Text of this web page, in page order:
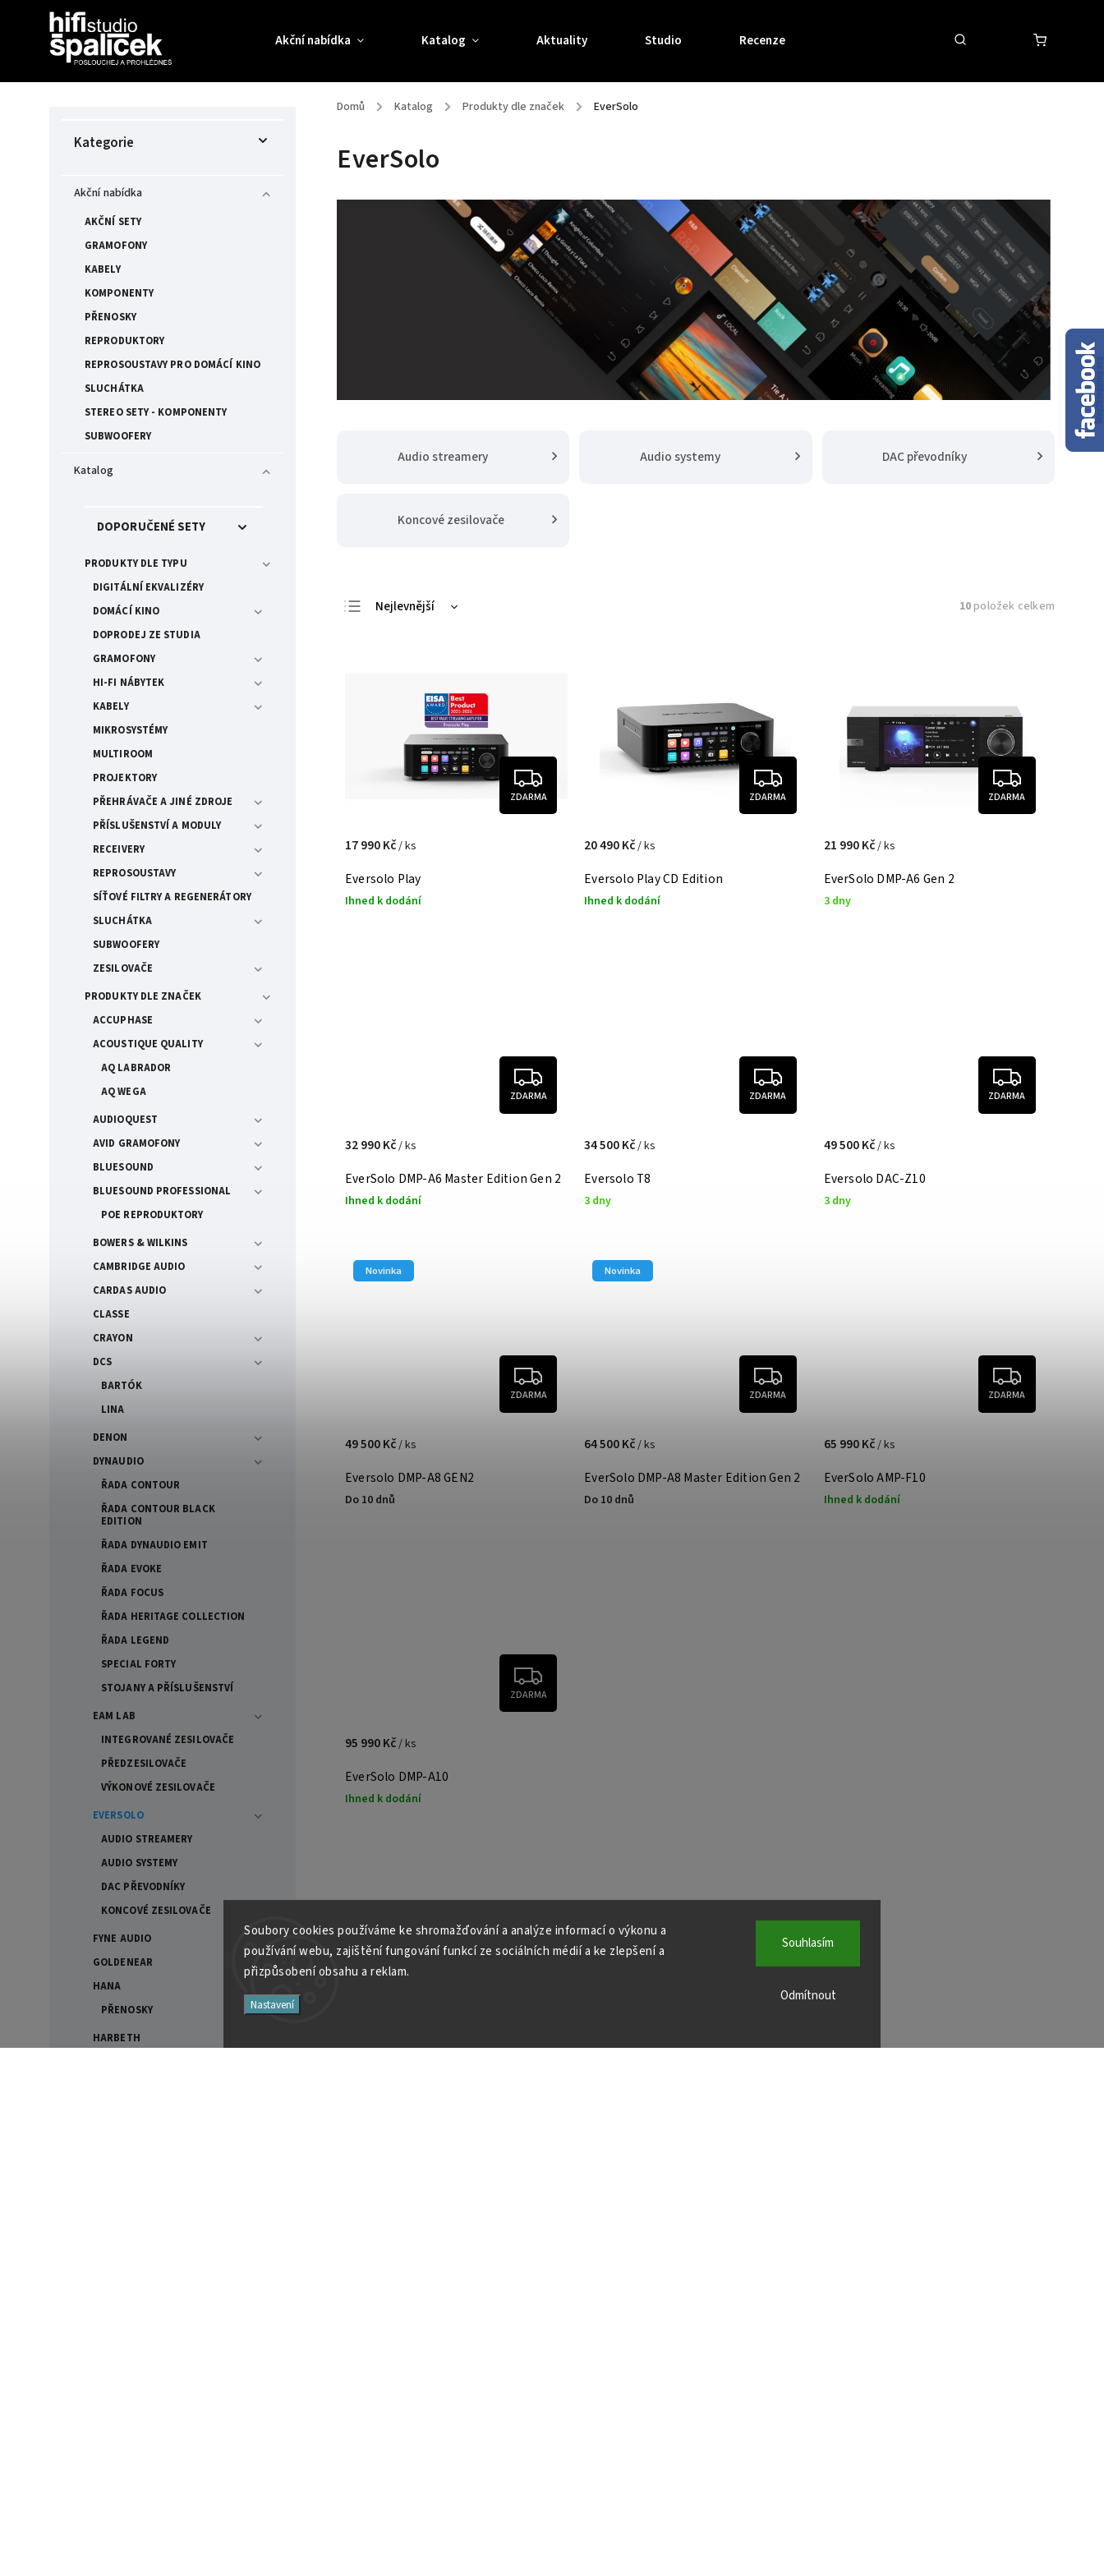
Soubory cookies používáme ke shromažďování a analýze informací o výkonu a
používání webu, zajištění fungování funkcí ze sociálních médií a ke zlepšení a
přizpůsobení obsahu a reklam.
Nastavení
Odmítnout
Souhlasím
Akční nabídka Katalog Aktuality Studio Recenze Kontakty
Domů / Katalog / Produkty dle značek / EverSolo
Kategorie
Akční nabídka
AKČNÍ SETY
GRAMOFONY
KABELY
KOMPONENTY
PŘENOSKY
REPRODUKTORY
REPROSOUSTAVY PRO DOMÁCÍ KINO
SLUCHÁTKA
STEREO SETY - KOMPONENTY
SUBWOOFERY
Katalog
DOPORUČENÉ SETY
PRODUKTY DLE TYPU
DIGITÁLNÍ EKVALIZÉRY
DOMÁCÍ KINO
DOPRODEJ ZE STUDIA
GRAMOFONY
HI-FI NÁBYTEK
KABELY
MIKROSYSTÉMY
MULTIROOM
PROJEKTORY
PŘEHRÁVAČE A JINÉ ZDROJE
PŘÍSLUŠENSTVÍ A MODULY
RECEIVERY
REPROSOUSTAVY
SÍŤOVÉ FILTRY A REGENERÁTORY
SLUCHÁTKA
SUBWOOFERY
ZESILOVAČE
PRODUKTY DLE ZNAČEK
ACCUPHASE
ACOUSTIQUE QUALITY
AQ LABRADOR
AQ WEGA
AUDIOQUEST
AVID GRAMOFONY
BLUESOUND
BLUESOUND PROFESSIONAL
POE REPRODUKTORY
BOWERS & WILKINS
CAMBRIDGE AUDIO
CARDAS AUDIO
CLASSE
CRAYON
DCS
BARTÓK
LINA
DENON
DYNAUDIO
ŘADA CONTOUR
ŘADA CONTOUR BLACK
EDITION
ŘADA DYNAUDIO EMIT
ŘADA EVOKE
ŘADA FOCUS
ŘADA HERITAGE COLLECTION
ŘADA LEGEND
SPECIAL FORTY
STOJANY A PŘÍSLUŠENSTVÍ
EAM LAB
INTEGROVANÉ ZESILOVAČE
PŘEDZESILOVAČE
VÝKONOVÉ ZESILOVAČE
EVERSOLO
AUDIO STREAMERY
AUDIO SYSTEMY
DAC PŘEVODNÍKY
KONCOVÉ ZESILOVAČE
FYNE AUDIO
GOLDENEAR
HANA
PŘENOSKY
HARBETH
EverSolo
Audio streamery Audio systemy DAC převodníky
Koncové zesilovače
Nejlevnější
10položek celkem
ZDARMA
Eversolo Play
Ihned k dodání
17 990 Kč/ ks
ZDARMA
Eversolo Play CD Edition
Ihned k dodání
20 490 Kč/ ks
ZDARMA
EverSolo DMP-A6 Gen 2
3 dny
21 990 Kč/ ks
ZDARMA
EverSolo DMP-A6 Master Edition Gen 2
Ihned k dodání
32 990 Kč/ ks
ZDARMA
Eversolo T8
3 dny
34 500 Kč/ ks
ZDARMA
Eversolo DAC-Z10
3 dny
49 500 Kč/ ks
Novinka
ZDARMA
Eversolo DMP-A8 GEN2
Do 10 dnů
49 500 Kč/ ks
Novinka
ZDARMA
EverSolo DMP-A8 Master Edition Gen 2
Do 10 dnů
64 500 Kč/ ks
ZDARMA
EverSolo AMP-F10
Ihned k dodání
65 990 Kč/ ks
ZDARMA
EverSolo DMP-A10
Ihned k dodání
95 990 Kč/ ks